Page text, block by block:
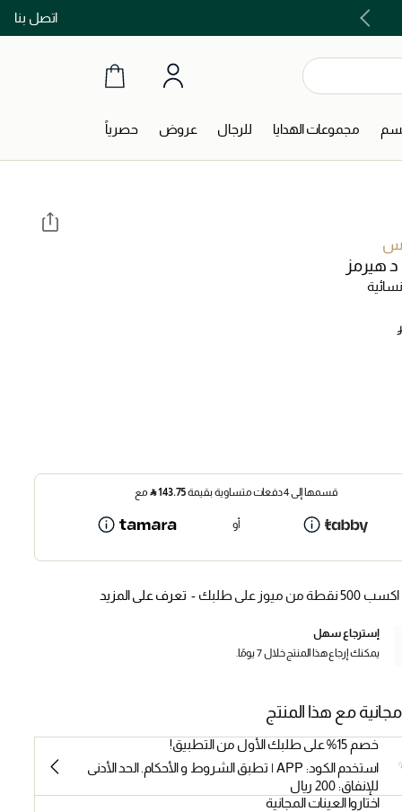
اتصل بنااشتري الآن و ادفع لاحقاً مع تابي و تمارا!
مجموعات الهدايا للرجال عروض حصرياً
د هيرمز
قسمها إلى 4 دفعات متساوية بقيمة 143.75
⃁ مع
أو
اكسب 500 نقطة من ميوز على طلبك - تعرف على المزيد
إسترجاع سهل
يمكنك إرجاع هذا المنتج خلال 7 يومًا.
مع هذا المنتج
خصم 15% على طلبك الأول من التطبيق!
استخدم الكود: APP | تطبق الشروط و الأحكام. الحد الأدنى
للإنفاق: 200 ريال
اختاروا العينات المجانية